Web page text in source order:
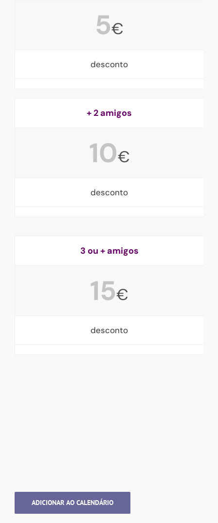
5€
desconto
+ 2 amigos
10€
desconto
3 ou + amigos
15€
desconto
ADICIONAR AO CALENDÁRIO